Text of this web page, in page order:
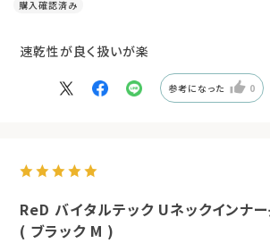
速乾性が良く扱いが楽
参考になった 0
ReD バイタルテック Uネックインナ
( ブラック M )